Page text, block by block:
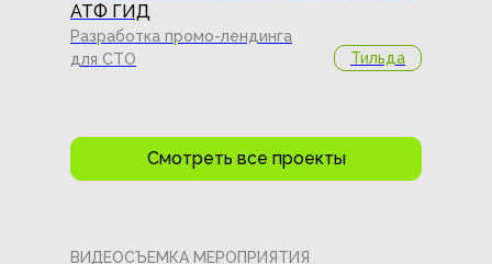
АТФ ГИД
Разработка промо-лендинга
для СТО
Тильда
Смотреть все проекты
ВИДЕОСЪЕМКА МЕРОПРИЯТИЯ